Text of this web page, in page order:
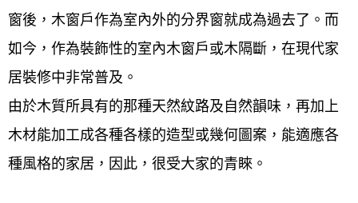
窗後，木窗戶作為室內外的分界窗就成為過去了。而
如今，作為裝飾性的室內木窗戶或木隔斷，在現代家
居裝修中非常普及。
由於木質所具有的那種天然紋路及自然韻味，再加上
木材能加工成各種各樣的造型或幾何圖案，能適應各
種風格的家居，因此，很受大家的青睞。